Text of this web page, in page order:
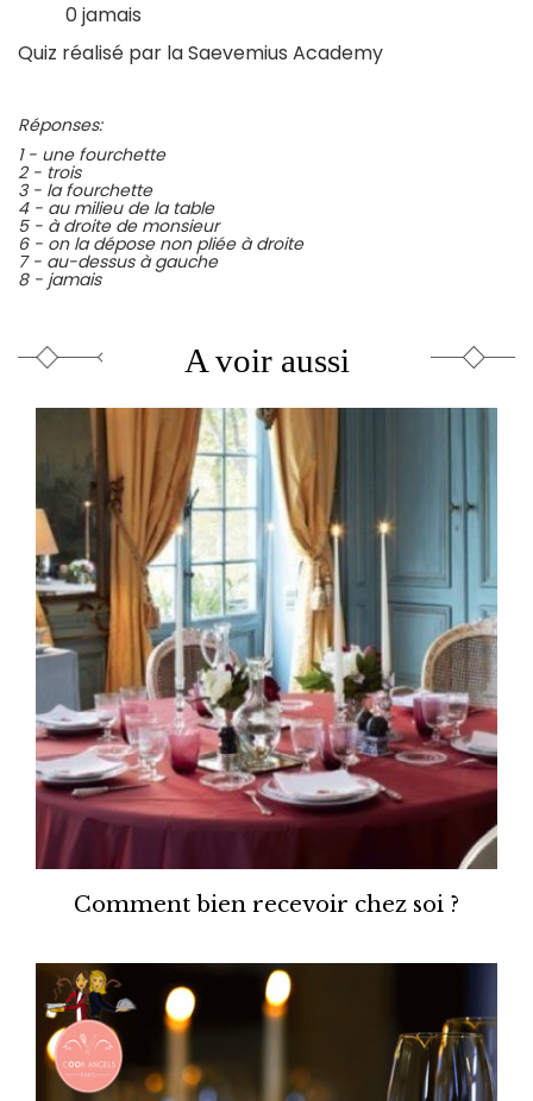
0 jamais
Quiz réalisé par la Saevemius Academy
Réponses:
1 - une fourchette
2 - trois
3 - la fourchette
4 - au milieu de la table
5 - à droite de monsieur
6 - on la dépose non pliée à droite
7 - au-dessus à gauche
8 - jamais
A voir aussi
Comment bien recevoir chez soi ?